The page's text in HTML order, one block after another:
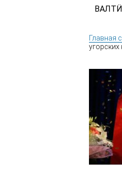
Главная